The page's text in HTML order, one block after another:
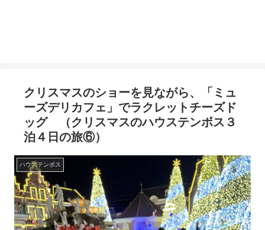
クリスマスのショーを見ながら、「ミュ
ーズデリカフェ」でラクレットチーズド
ッグ （クリスマスのハウステンボス３
泊４日の旅⑥）
ハウステンボス